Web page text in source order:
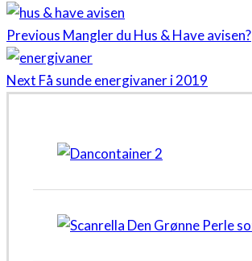
Previous Mangler du Hus & Have avisen?
Next Få sunde energivaner i 2019